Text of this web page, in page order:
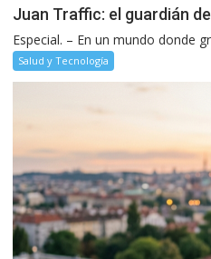
Juan Traffic: el guardián
Especial. – En un mundo donde
Salud y Tecnología